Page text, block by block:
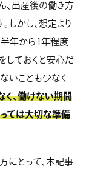
、出産後の働き方
しかし、想定より
半年から1年程度
しておくと安心だ
いことも少なく
、働けない期間
ては大切な準備
にとって、本記事